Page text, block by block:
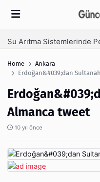
Home
Ankara
Erdoğan&#039;dan
Almanca tweet
10 yıl önce